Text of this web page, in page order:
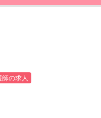
の求人